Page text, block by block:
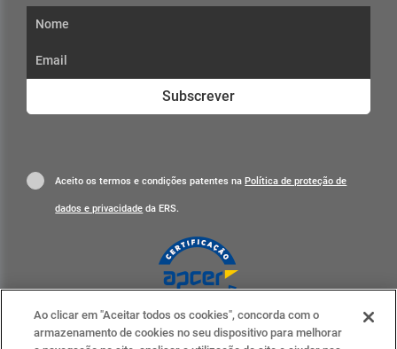
Subscrever
Aceito os termos e condições patentes naPolítica de proteção de
dados e privacidade da ERS.
Ao clicar em "Aceitar todos os cookies", concorda com o
armazenamento de cookies no seu dispositivo para melhorar